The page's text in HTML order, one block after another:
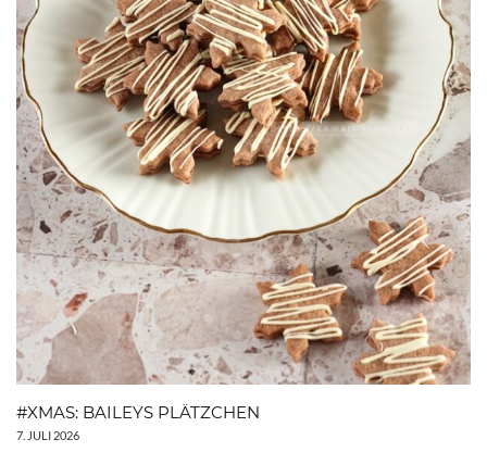
#XMAS: BAILEYS PLÄTZCHEN
7. JULI 2026